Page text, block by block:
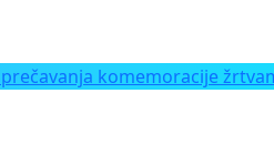
komemoracije